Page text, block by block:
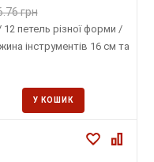
грн
петель різної форми /
інструментів 16 см та
У КОШИК